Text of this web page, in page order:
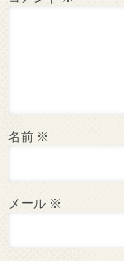
名前 ※
メール ※